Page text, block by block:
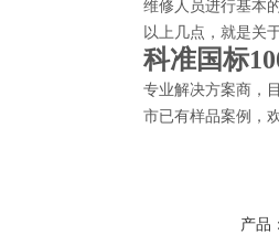
维修人员进行基本
以上几点，就是关
科准国标
专业解决方案商，
市已有样品案例，
产品